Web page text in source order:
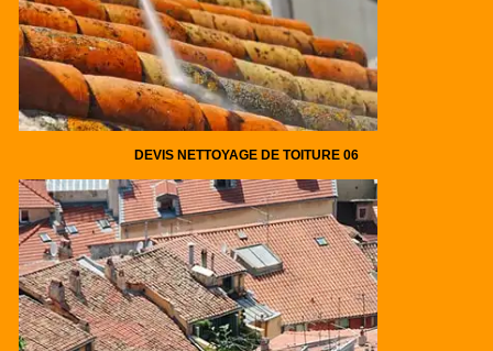
DEVIS NETTOYAGE DE TOITURE 06